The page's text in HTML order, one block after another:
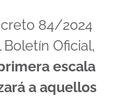
84/2024
Oficial,
escala
a aquellos